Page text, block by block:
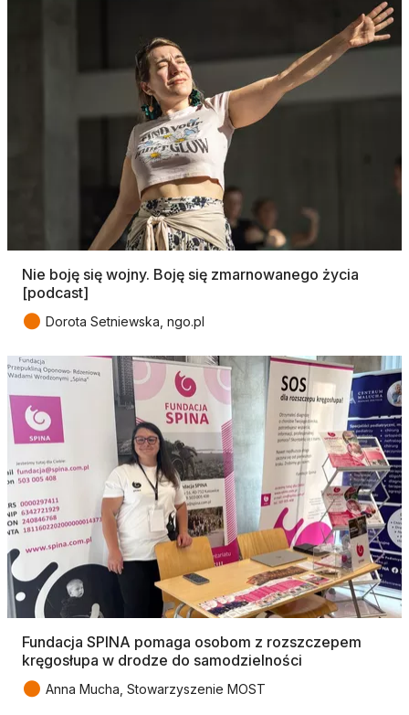
Nie boję się wojny. Boję się zmarnowanego życia
[podcast]
● Dorota Setniewska, ngo.pl
Fundacja SPINA pomaga osobom z rozszczepem
kręgosłupa w drodze do samodzielności
● Anna Mucha, Stowarzyszenie MOST